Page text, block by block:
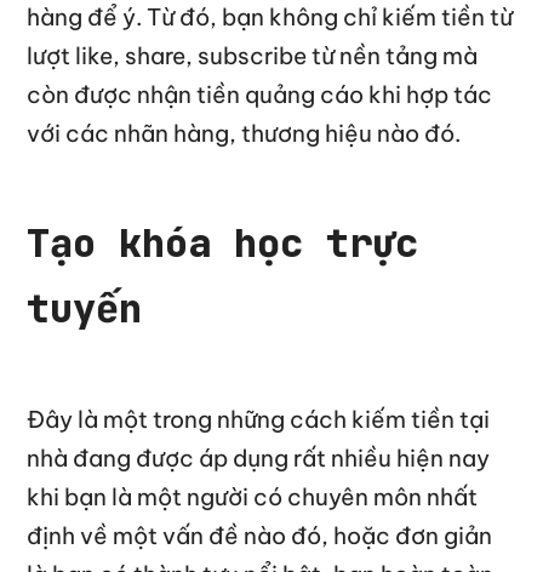
hàng để ý. Từ đó, bạn không chỉ kiếm tiền từ
lượt like, share, subscribe từ nền tảng mà
còn được nhận tiền quảng cáo khi hợp tác
với các nhãn hàng, thương hiệu nào đó.
Tạo khóa học trực
tuyến
Đây là một trong những cách kiếm tiền tại
nhà đang được áp dụng rất nhiều hiện nay
khi bạn là một người có chuyên môn nhất
định về một vấn đề nào đó, hoặc đơn giản